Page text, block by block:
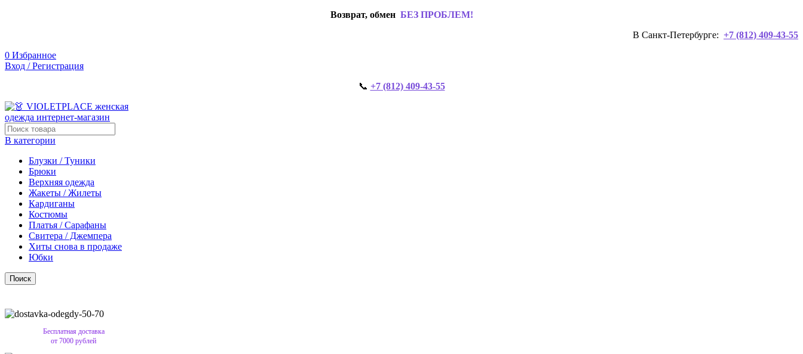
Возврат, обмен БЕЗ ПРОБЛЕМ!
В Санкт-Петербурге: +7 (812) 409-43-55
0 Избранное
Вход / Регистрация
📞 +7 (812) 409-43-55
В категории
Блузки / Туники
Брюки
Верхняя одежда
Жакеты / Жилеты
Кардиганы
Костюмы
Платья / Сарафаны
Свитера / Джемпера
Хиты снова в продаже
Юбки
Поиск
Бесплатная доставка
от 7000 рублей